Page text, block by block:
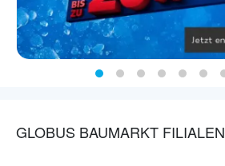
GLOBUS BAUMARKT FILIALEN